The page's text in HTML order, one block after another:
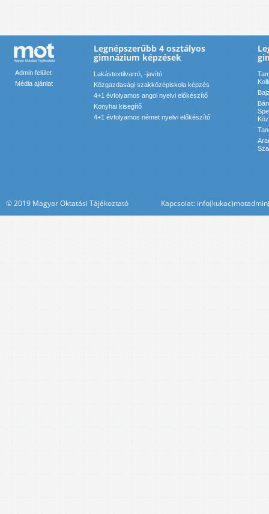
Admin felület
Média ajánlat
Legnépszerűbb 4 osztályos
gimnázium képzések
Lakástextilvarró, -javító
Közgazdasági szakközépiskola képzés
4+1 évfolyamos angol nyelvi előkészítő
Konyhai kisegítő
4+1 évfolyamos német nyelvi előkészítő
© 2019 Magyar Oktatási Tájékoztató Kapcsolat: